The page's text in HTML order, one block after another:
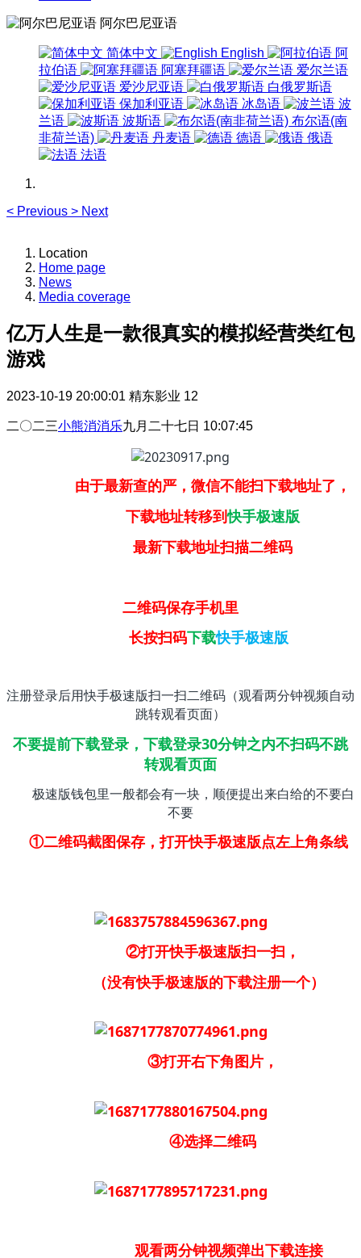
阿尔巴尼亚语
简体中文 English
阿
拉伯语
阿塞拜疆语
爱尔兰语
爱沙尼亚语
白俄罗斯语
保加利亚语
冰岛语
波
兰语
波斯语
布尔语(南
非荷兰语)
丹麦语 德语
俄语
法语
< Previous > Next
Location
Home page
News
Media coverage
亿万人生是一款很真实的模拟经营类红包
游戏
2023-10-19 20:00:01 精东影业 12
二〇二三小熊消消乐九月二十七日 10:07:45
由于最新查的严，微信不能扫下载地址了，
下载地址转移到快手极速版
最新下载地址扫描二维码
二维码保存手机里
长按扫码下载快手极速版
注册登录后用快手极速版扫一扫二维码（观看两分钟视频自动
跳转观看页面）
不要提前下载登录，下载登录30分钟之内不扫码不跳
转观看页面
极速版钱包里一般都会有一块，顺便提出来白给的不要白
不要
①二维码截图保存，打开快手极速版点左上角条线
②打开快手极速版扫一扫，
（没有快手极速版的下载注册一个）
③打开右下角图片，
④选择二维码
观看两分钟视频弹出下载连接